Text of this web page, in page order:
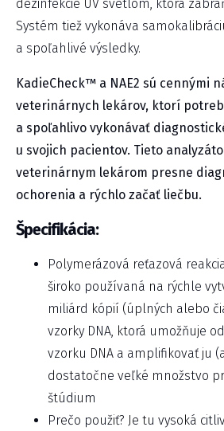
dezinfekcie UV svetlom, ktorá
Systém tiež vykonáva
a spoľahlivé výsledky.
KadieCheck™ a NAE2 sú cennými
veterinárnych lekárov, ktorí
a spoľahlivo vykonávať
u svojich pacientov. Tieto
veterinárnym lekárom presne
ochorenia a rýchlo začať liečbu.
Špecifikácia:
Polymerázová reťazová
široko používaná na rýchle
miliárd kópií (úplných alebo
vzorky DNA, ktorá umožňuje
vzorku DNA a amplifikovať ju
dostatočne veľké množstvo
štúdium
Prečo použiť? Je tu vysoká